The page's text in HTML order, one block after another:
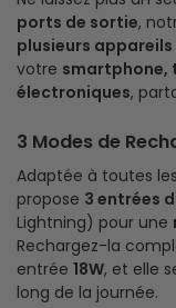
ports de sortie,
plusieurs
votre smartphone,
électroniques,
3 Modes de
Adaptée à toutes
propose 3 entrées
Lightning) pour une
Rechargez-la
entrée 18W, et elle
long de la journée.